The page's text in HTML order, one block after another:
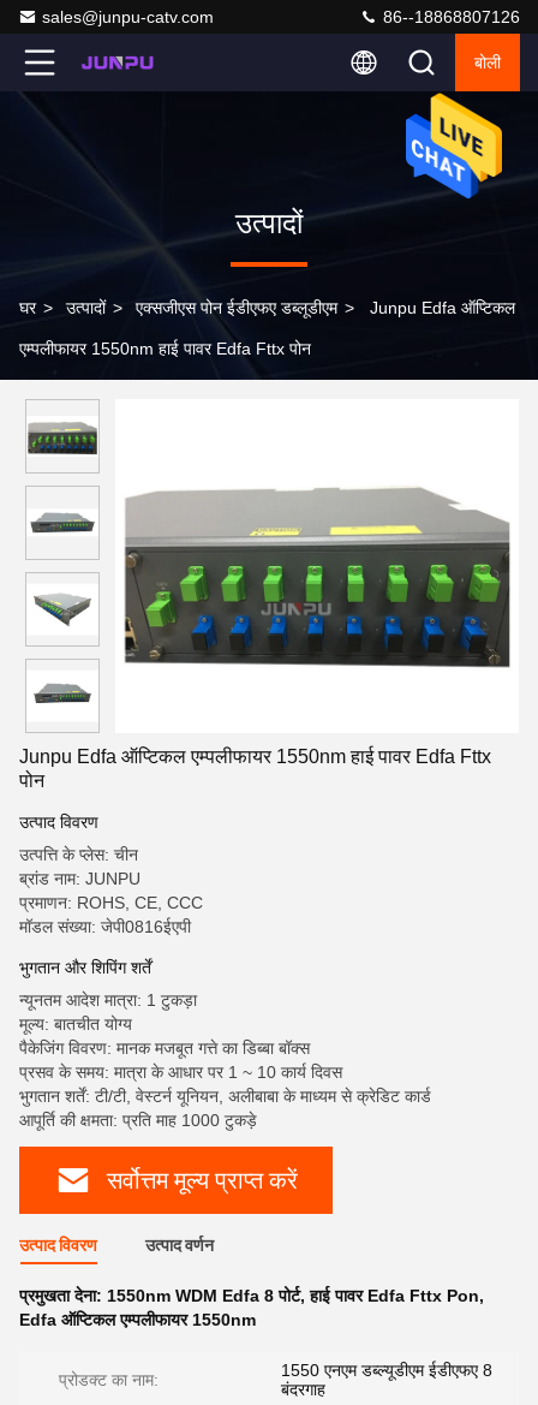
sales@junpu-catv.com 86--18868807126
बोली
उत्पादों
घर > उत्पादों > एक्सजीएस पोन ईडीएफए डब्लूडीएम > Junpu Edfa ऑप्टिकल
एम्पलीफायर 1550nm हाई पावर Edfa Fttx पोन
Junpu Edfa ऑप्टिकल एम्पलीफायर 1550nm हाई पावर Edfa Fttx
पोन
उत्पाद विवरण
उत्पत्ति के प्लेस: चीन
ब्रांड नाम: JUNPU
प्रमाणन: ROHS, CE, CCC
मॉडल संख्या: जेपी0816ईएपी
भुगतान और शिपिंग शर्तें
न्यूनतम आदेश मात्रा: 1 टुकड़ा
मूल्य: बातचीत योग्य
पैकेजिंग विवरण: मानक मजबूत गत्ते का डिब्बा बॉक्स
प्रसव के समय: मात्रा के आधार पर 1 ~ 10 कार्य दिवस
भुगतान शर्तें: टी/टी, वेस्टर्न यूनियन, अलीबाबा के माध्यम से क्रेडिट कार्ड
आपूर्ति की क्षमता: प्रति माह 1000 टुकड़े
सर्वोत्तम मूल्य प्राप्त करें
उत्पाद विवरण उत्पाद वर्णन
प्रमुखता देना: 1550nm WDM Edfa 8 पोर्ट,हाई पावर Edfa Fttx Pon,
Edfa ऑप्टिकल एम्पलीफायर 1550nm
प्रोडक्ट का नाम:
1550 एनएम डब्ल्यूडीएम ईडीएफए 8
बंदरगाह